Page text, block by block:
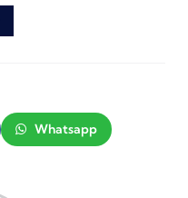
Whatsapp